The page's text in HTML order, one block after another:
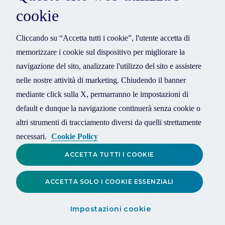
cookie
Cliccando su “Accetta tutti i cookie”, l'utente accetta di
memorizzare i cookie sul dispositivo per migliorare la
navigazione del sito, analizzare l'utilizzo del sito e assistere
nelle nostre attività di marketing. Chiudendo il banner
mediante click sulla X, permarranno le impostazioni di
default e dunque la navigazione continuerà senza cookie o
altri strumenti di tracciamento diversi da quelli strettamente
necessari. Cookie Policy
Impostazioni cookie
ACCETTA SOLO I COOKIE ESSENZIALI
ACCETTA TUTTI I COOKIE